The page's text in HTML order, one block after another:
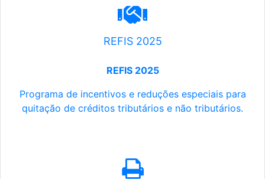
REFIS 2025
REFIS 2025
Programa de incentivos e reduções especiais para
quitação de créditos tributários e não tributários.